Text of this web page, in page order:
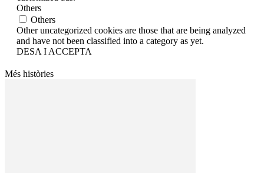
Others
Others
Other uncategorized cookies are those that are being analyzed
and have not been classified into a category as yet.
DESA I ACCEPTA
Més històries